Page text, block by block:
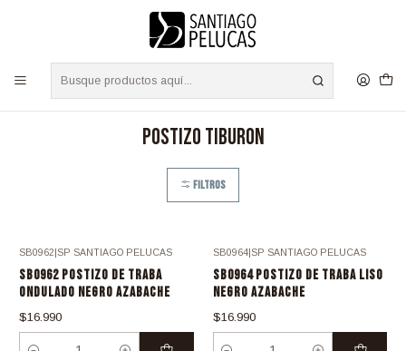
Envíos a TODO Chile - Despacho Express RM 24 Hrs.
Inicio POSTIZOS POSTIZO TIBURON
POSTIZO TIBURON
Filtros
SB0962|SP SANTIAGO PELUCAS
SB0962 POSTIZO DE TRABA
ONDULADO NEGRO AZABACHE
$16.990
SB0964|SP SANTIAGO PELUCAS
SB0964 POSTIZO DE TRABA LISO
NEGRO AZABACHE
$16.990